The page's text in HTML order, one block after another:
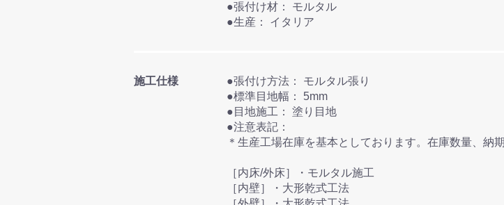
●張付け材： モルタル
●生産： イタリア
施工仕様
●張付け方法： モルタル張り
●標準目地幅： 5mm
●目地施工： 塗り目地
●注意表記：
＊生産工場在庫を基本としております。在庫数量、納
［内床/外床］・モルタル施工
［内壁］・大形乾式工法